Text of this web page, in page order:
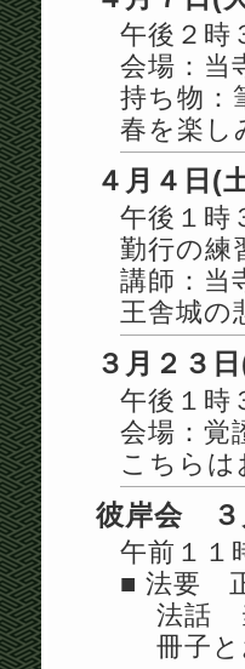
午後２時
会場：当
持ち物：
春を楽し
４月４日(
午後１時
勤行の練
講師：当
王舎城の
３月２３
午後１時
会場：覚
こちらは
彼岸会 ３
午前１
■ 法要
法話 当
冊子と